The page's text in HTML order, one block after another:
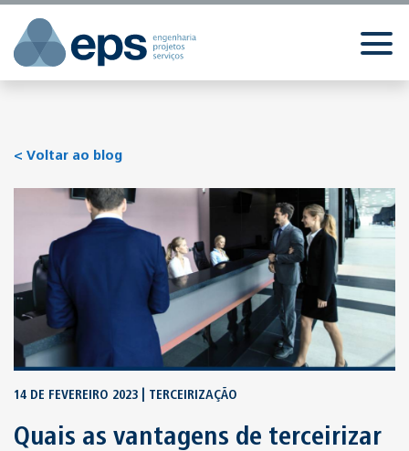
< Voltar ao blog
14 DE FEVEREIRO 2023 | TERCEIRIZAÇÃO
Quais as vantagens de terceirizar